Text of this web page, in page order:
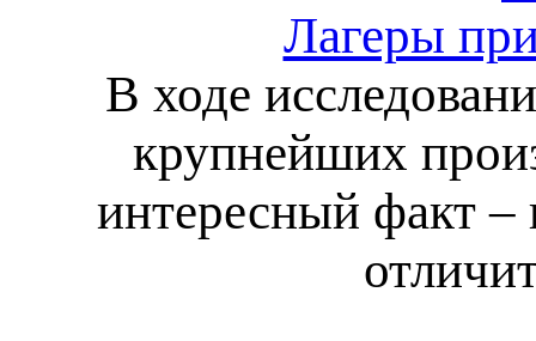
Лагеры
В ходе
крупнейших
интересный факт –